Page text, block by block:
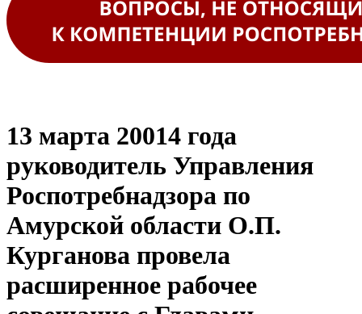
13 марта 20014 года
руководитель Управления
Роспотребнадзора по
Амурской области О.П.
Курганова провела
расширенное рабочее